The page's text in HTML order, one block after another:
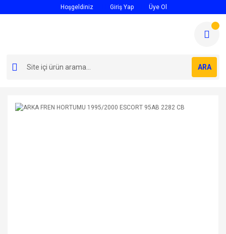
Hoşgeldiniz Giriş Yap Üye Ol
ARA